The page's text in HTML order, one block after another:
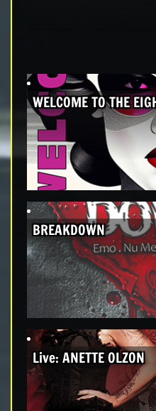
WELCOME TO THE
BREAKDOWN
Live: ANETTE OLZON